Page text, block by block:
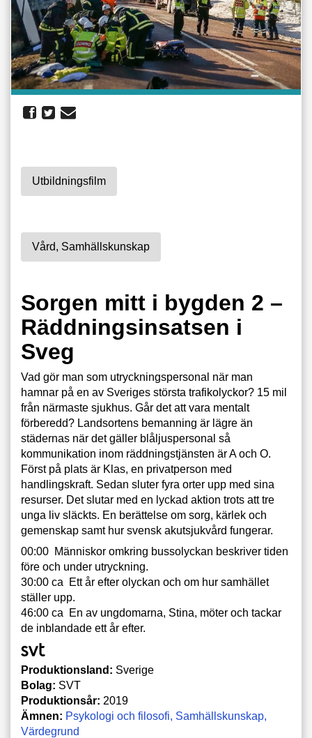
Utbildningsfilm
Vård, Samhällskunskap
Sorgen mitt i bygden 2 –
Räddningsinsatsen i
Sveg
Vad gör man som utryckningspersonal när man
hamnar på en av Sveriges största trafikolyckor? 15 mil
från närmaste sjukhus. Går det att vara mentalt
förberedd? Landsortens bemanning är lägre än
städernas när det gäller blåljuspersonal så
kommunikation inom räddningstjänsten är A och O.
Först på plats är Klas, en privatperson med
handlingskraft. Sedan sluter fyra orter upp med sina
resurser. Det slutar med en lyckad aktion trots att tre
unga liv släckts. En berättelse om sorg, kärlek och
gemenskap samt hur svensk akutsjukvård fungerar.
00:00 Människor omkring bussolyckan beskriver tiden
före och under utryckning.
30:00 ca Ett år efter olyckan och om hur samhället
ställer upp.
46:00 ca En av ungdomarna, Stina, möter och tackar
de inblandade ett år efter.
Produktionsland: Sverige
Bolag: SVT
Produktionsår: 2019
Ämnen: Psykologi och filosofi Samhällskunskap
Värdegrund